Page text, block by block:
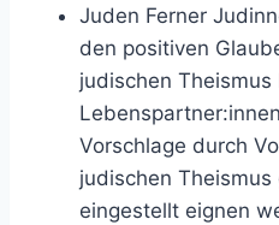
Juden Ferner
den positiven
judischen Theismus
Vorschlage durch
judischen
eingestellt eignen